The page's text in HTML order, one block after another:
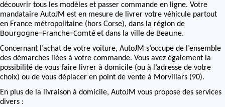
découvrir tous les modèles et passer commande en ligne. Votre
mandataire AutoJM est en mesure de livrer votre véhicule partout
en France métropolitaine (hors Corse), dans la région de
Bourgogne-Franche-Comtéet dans la ville de Beaune.
Concernant l’achat de votre voiture, AutoJM s’occupe de l’ensemble
des démarches liées à votre commande. Vous avez également la
possibilité de vous faire livrer à domicile (ou à l’adresse de votre
choix) ou de vous déplacer en point de vente à Morvillars (90).
En plus de la livraison à domicile, AutoJM vous propose des services
divers :